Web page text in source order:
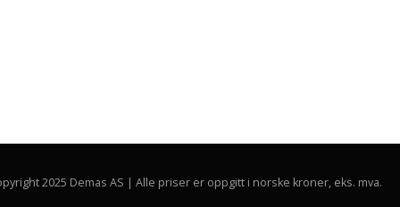
2025 Demas AS | Alle priser er oppgitt i norske kroner, eks. mva.